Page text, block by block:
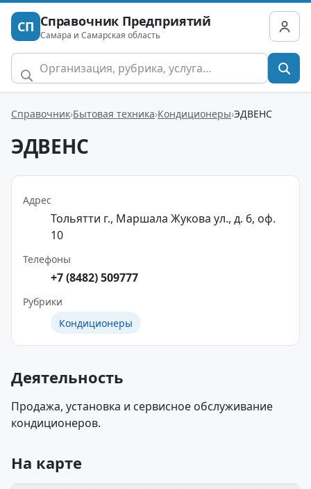
СП Справочник Предприятий
Самара и Самарская область
Справочник Бытовая техника Кондиционеры ЭДВЕНС
ЭДВЕНС
Адрес
Тольятти г., Маршала Жукова ул., д. 6, оф.
10
Телефоны
+7 (8482) 509777
Рубрики
Кондиционеры
Деятельность
Продажа, установка и сервисное обслуживание
кондиционеров.
На карте